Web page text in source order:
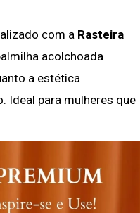
com a Rasteira
acolchoada
a estética
Ideal para mulheres que